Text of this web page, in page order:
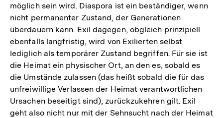
möglich sein wird. Diaspora ist ein beständiger, wenn
nicht permanenter Zustand, der Generationen
überdauern kann. Exil dagegen, obgleich prinzipiell
ebenfalls langfristig, wird von Exilierten selbst
lediglich als temporärer Zustand begriffen. Für sie ist
die Heimat ein physischer Ort, an den es, sobald es
die Umstände zulassen (das heißt sobald die für das
unfreiwillige Verlassen der Heimat verantwortlichen
Ursachen beseitigt sind), zurückzukehren gilt. Exil
geht also nicht nur mit der Sehnsucht nach der Heimat